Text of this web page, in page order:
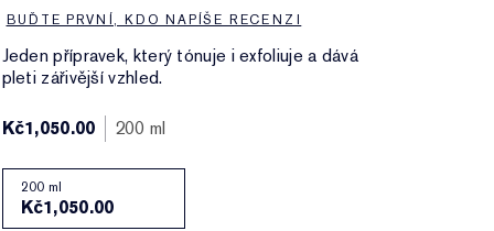
BUĎTE PRVNÍ, KDO NAPÍŠE RECENZI
Jeden přípravek, který tónuje i exfoliuje a dává
pleti zářivější vzhled.
Kč1,050.00 200 ml
200 ml
Kč1,050.00